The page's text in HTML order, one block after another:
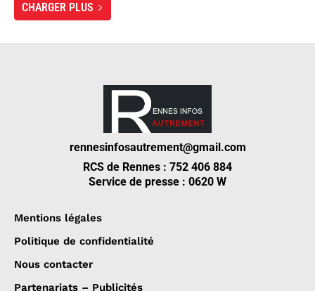
CHARGER PLUS
rennesinfosautrement@gmail.com
RCS de Rennes : 752 406 884
Service de presse : 0620 W
Mentions légales
Politique de confidentialité
Nous contacter
Partenariats – Publicités